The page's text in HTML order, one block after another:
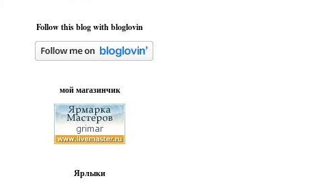
Follow this blog with bloglovin
мой магазинчик
Ярлыки